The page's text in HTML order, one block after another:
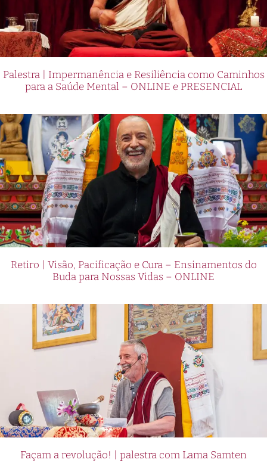
Palestra | Impermanência e Resiliência como Caminhos
para a Saúde Mental – ONLINE e PRESENCIAL
Retiro | Visão, Pacificação e Cura – Ensinamentos do
Buda para Nossas Vidas – ONLINE
Façam a revolução! | palestra com Lama Samten